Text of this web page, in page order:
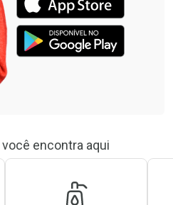
encontra aqui